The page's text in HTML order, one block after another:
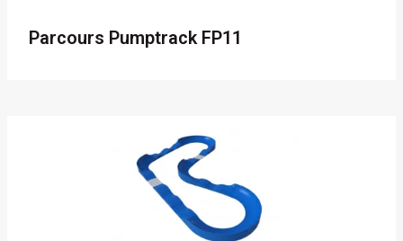
Parcours Pumptrack FP11